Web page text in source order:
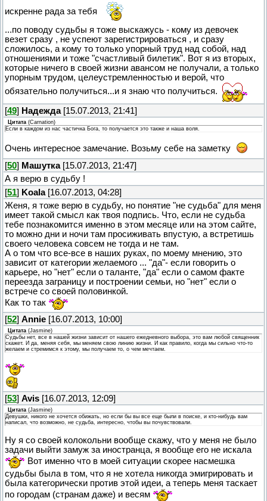
искренне рада за тебя
...по поводу судьбы я тоже выскажусь - кому из девочек
везет сразу , не успеют зарегистрироваться , и сразу
сложилось, а кому то только упорный труд над собой, над
отношениями и тоже "счастливый билетик". Вот я из вторых,
которые ничего в своей жизни авансом не получали, а только
упорным трудом, целеустремленностью и верой, что
обязательно получиться...и я знаю что получиться.
[49] Надежда[15.07.2013, 21:41]
Цитата (Carnation)
Если в каждом из нас частичка Бога, то получается это также и наша воля.
Очень интересное замечание. Возьму себе на заметку
[50] Машутка[15.07.2013, 21:47]
А я верю в судьбу !
[51] Koala[16.07.2013, 04:28]
Женя, я тоже верю в судьбу, но понятие "не судьба" для меня
имеет такой смысл как твоя подпись. Что, если не судьба
тебе познакомится именно в этом месяце или на этом сайте,
то можно дни и ночи там просиживать впустую, а встретишь
своего человека совсем не тогда и не там.
А о том что все-все в наших руках, по моему мнению, это
зависит от категории желаемого ... "да"- если говорить о
карьере, но "нет" если о таланте, "да" если о самом факте
переезда заграницу и построении семьи, но "нет" если о
встрече со своей половинкой.
Как то так
[52] Annie [16.07.2013, 10:00]
Цитата (Jasmine)
Судьбы нет, все в нашей жизни зависит от нашего ежедневного выбора, это вам любой священник
скажет. И да, меняя себя, мы меняем свою линию жизни. И как правило, когда мы сильно что-то
желаем и стремимся к этому, мы получаем то, о чем мечтаем.
[53] Avis [16.07.2013, 12:09]
Цитата (Jasmine)
Девушки, никого не хочется обижать, но если бы вы все еще были в поиске, и кто-нибудь вам
написал, что возможно, не судьба, интересно, чтобы вы почувствовали.
Ну я со своей колокольни вообще скажу, что у меня не было
задачи выйти замуж за иностранца, я вообще его не искала
Вот именно что в моей ситуации скорее насмешка
судьбы была в том, что я не хотела никогда эмигрировать и
была категорически против этой идеи, а теперь меня таскает
по городам (странам даже) и весям